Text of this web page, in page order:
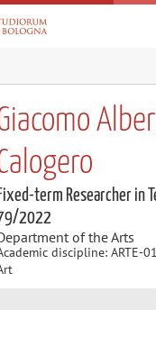
term Researcher in
2022
of the Arts
discipline: ARTE-